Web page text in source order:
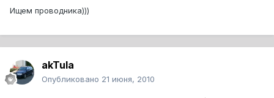
Ищем проводника)))
akTula
Опубликовано 21 июня, 2010